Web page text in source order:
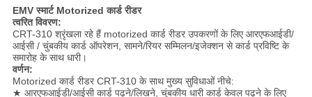
PRIVACY
POLICY
EMV स्मार्ट Motorized कार्ड रीडर
त्वरित विवरण:
CRT-310 श्रृंखला रहे हैं motorized कार्ड रीडर उपकरणों के लिए आरएफआईडी/
आईसी / चुंबकीय कार्ड ऑपरेशन, सामने/रियर सम्मिलन/इजेक्शन से कार्ड प्रविष्टि के
समारोह के साथ धारी।
वर्णन:
Motorized कार्ड रीडर CRT-310 के साथ मुख्य सुविधाओं नीचे:
★ आरएफआईडी/आईसी कार्ड पढ़ने/लिखने, चुंबकीय धारी कार्ड केवल पढ़ने के लिए